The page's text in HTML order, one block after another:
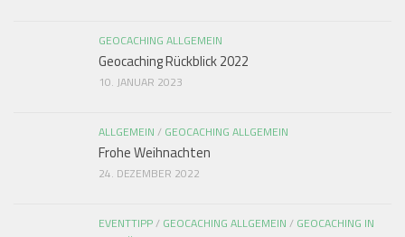
GEOCACHING ALLGEMEIN
Geocaching Rückblick 2022
10. JANUAR 2023
ALLGEMEIN / GEOCACHING ALLGEMEIN
Frohe Weihnachten
24. DEZEMBER 2022
EVENTTIPP/ GEOCACHING ALLGEMEIN / GEOCACHING IN